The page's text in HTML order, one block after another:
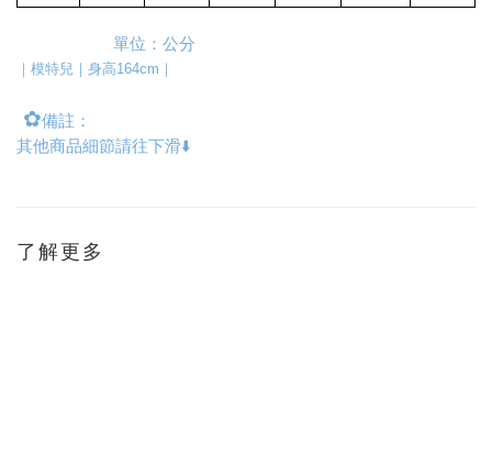
單位：公分
｜模特兒｜身高164cm｜
✿備註：
其他商品細節請往下滑⬇️
了解更多